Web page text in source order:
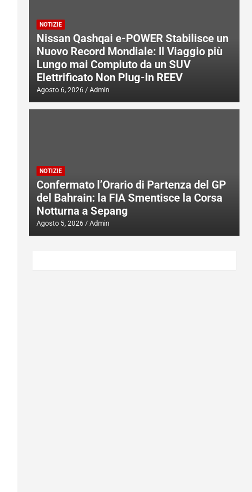
NOTIZIE
Nissan Qashqai e-POWER Stabilisce un
Nuovo Record Mondiale: Il Viaggio più
Lungo mai Compiuto da un SUV
Elettrificato Non Plug-in REEV
Agosto 6, 2026 Admin
NOTIZIE
Confermato l’Orario di Partenza del GP
del Bahrain: la FIA Smentisce la Corsa
Notturna a Sepang
Agosto 5, 2026 Admin